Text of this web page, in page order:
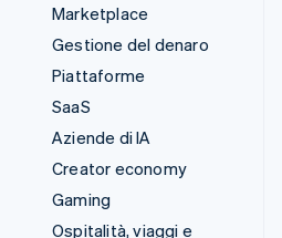
Marketplace
Gestione del denaro
Piattaforme
SaaS
Aziende di IA
Creator economy
Gaming
Ospitalità, viaggi e